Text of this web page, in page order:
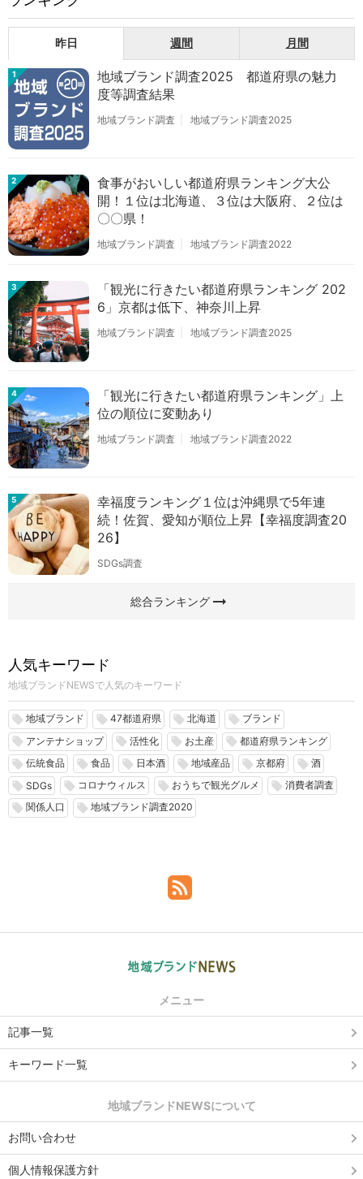
昨日 週間 月間
1
地域ブランド調査2025 都道府県の魅力
度等調査結果
地域ブランド調査 地域ブランド調査2025
2
食事がおいしい都道府県ランキング大公
開！１位は北海道、３位は大阪府、２位は
〇〇県！
地域ブランド調査 地域ブランド調査2022
3
「観光に行きたい都道府県ランキング 202
6」京都は低下、神奈川上昇
地域ブランド調査 地域ブランド調査2025
4
「観光に行きたい都道府県ランキング」上
位の順位に変動あり
地域ブランド調査 地域ブランド調査2022
5
幸福度ランキング１位は沖縄県で5年連
続！佐賀、愛知が順位上昇【幸福度調査20
26】
SDGs調査
総合ランキングarrow_right_alt
人気キーワード
地域ブランドNEWSで人気のキーワード
local_offer 地域ブランド local_offer 47都道府県 local_offer 北海道 local_offer ブランド
local_offer アンテナショップ local_offer 活性化 local_offer お土産 local_offer 都道府県ランキング
local_offer 伝統食品 local_offer 食品 local_offer 日本酒 local_offer 地域産品 local_offer 京都府 local_offer 酒
local_offer SDGs local_offer コロナウィルス local_offer おうちで観光グルメ local_offer 消費者調査
local_offer 関係人口 local_offer 地域ブランド調査2020
メニュー
記事一覧
キーワード一覧
地域ブランドNEWSについて
お問い合わせ
個人情報保護方針